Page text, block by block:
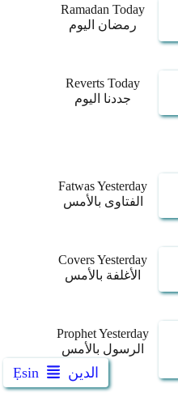
Ẹsin الدين
Ramadan Today
رمضان اليوم
Reverts Today
جددنا اليوم
Fatwas Yesterday
الفتاوى بالأمس
Covers Yesterday
الأغلفة بالأمس
Prophet Yesterday
الرسول بالأمس